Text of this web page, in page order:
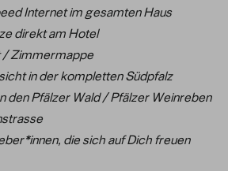
Internet im gesamten Haus
direkt am Hotel
/ Zimmermappe
in der kompletten Südpfalz
den Pfälzer Wald / Pfälzer Weinreben
die sich auf Dich freuen